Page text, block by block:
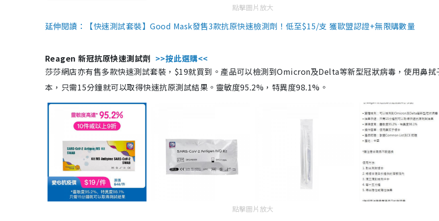
點擊圖片放大
延伸閱讀：【快速測試套裝】Good Mask發售3款抗原快速檢測劑！低至$15/支 獲歐盟認證+無限購數量
Reagen 新冠抗原快速測試劑 >>按此選購<<
莎莎網店亦有售多款快速測試套裝，$19就買到。產品可以檢測到Omicron及Delta等新型冠狀病毒，使用鼻拭
本，只需15分鐘就可以取得快速抗原測試結果。靈敏度95.2%，特異度98.1%。
點擊圖片放大